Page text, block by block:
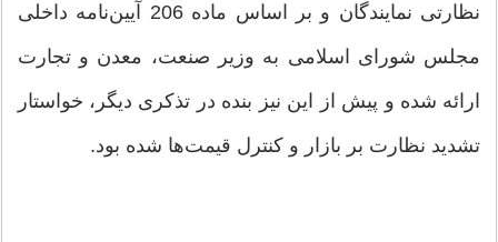
نظارتی نمایندگان و بر اساس ماده 206 آیین‌نامه داخلی
مجلس شورای اسلامی به وزیر صنعت، معدن و تجارت
ارائه شده و پیش از این نیز بنده در تذکری دیگر، خواستار
تشدید نظارت بر بازار و کنترل قیمت‌ها شده بود.